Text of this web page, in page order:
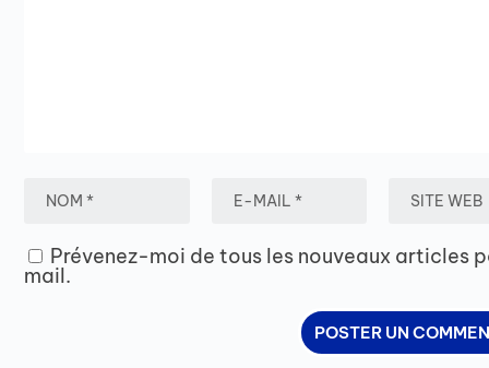
Prévenez-moi de tous les nouveaux articles
mail.